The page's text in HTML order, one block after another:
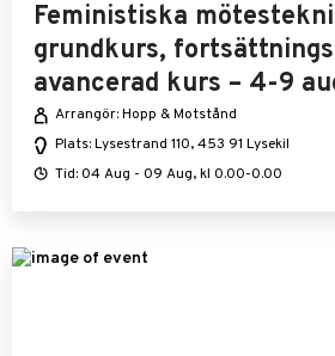
Feministiska
grundkurs,
avancerad kurs – 4-9
Arrangör: Hopp & Motstånd
Plats: Lysestrand 110, 453 91 Lysekil
Tid: 04 Aug - 09 Aug, kl 0.00-0.00